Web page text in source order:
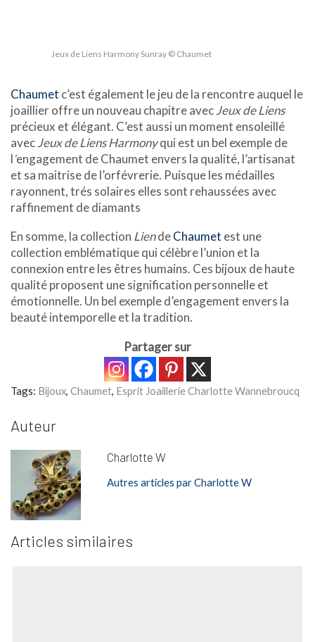
Jeux de Liens Harmony Sunray © Chaumet
Chaumet c’est également le jeu de la rencontre auquel le
joaillier offre un nouveau chapitre avecJeux de Liens
précieux et élégant. C’est aussi un moment ensoleillé
avecJeux de Liens Harmonyqui est un bel exemple de
l‘engagement de Chaumet envers la qualité, l’artisanat
et sa maitrise de l’orfévrerie. Puisque les médailles
rayonnent, trés solaires elles sont rehaussées avec
raffinement de diamants
En somme, la collection LiendeChaumet est une
collection emblématique qui célèbre l’union et la
connexion entre les êtres humains. Ces bijoux de haute
qualité proposent une signification personnelle et
émotionnelle. Un bel exemple d’engagement envers la
beauté intemporelle et la tradition.
Partager sur
Tags: Bijoux, Chaumet, Esprit Joaillerie Charlotte Wannebroucq
Auteur
Charlotte W
Autres articles par Charlotte W
Articles similaires